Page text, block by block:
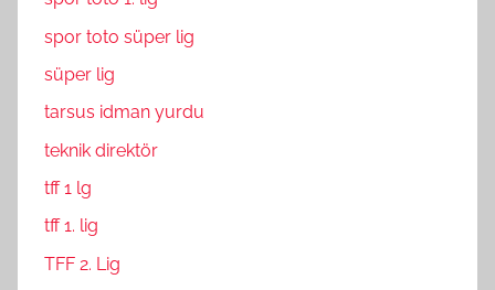
spor toto süper lig
süper lig
tarsus idman yurdu
teknik direktör
tff 1 lg
tff 1. lig
TFF 2. Lig